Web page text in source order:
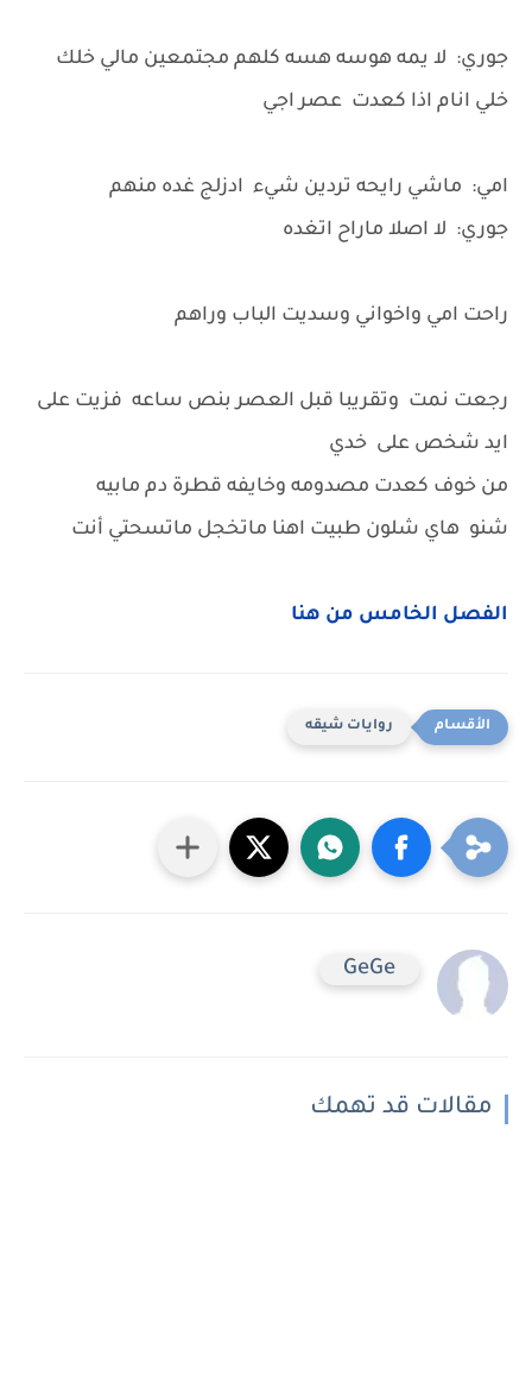
جوري: لا يمه هوسه هسه كلهم مجتمعين مالي خلك
خلي انام اذا كعدت عصر اجي
امي: ماشي رايحه تردين شيء ادزلج غده منهم
جوري: لا اصلا ماراح اتغده
راحت امي واخواني وسديت الباب وراهم
رجعت نمت وتقريبا قبل العصر بنص ساعه فزيت على
ايد شخص على خدي
من خوف كعدت مصدومه وخايفه قطرة دم مابيه
شنو هاي شلون طبيت اهنا ماتخجل ماتسحتي أنت
الفصل الخامس من هنا
روايات شيقه
GeGe
مقالات قد تهمك